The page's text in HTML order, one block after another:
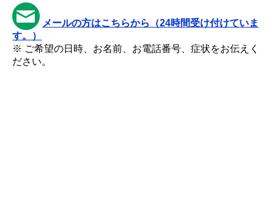
メールの方はこちらから（24時間受け付けていま
す。）
※ ご希望の日時、お名前、お電話番号、症状をお伝えく
ださい。